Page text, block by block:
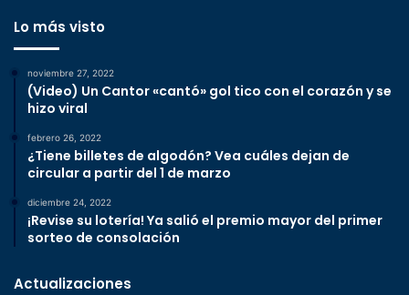
Lo más visto
noviembre 27, 2022
(Video) Un Cantor «cantó» gol tico con el corazón y se
hizo viral
febrero 26, 2022
¿Tiene billetes de algodón? Vea cuáles dejan de
circular a partir del 1 de marzo
diciembre 24, 2022
¡Revise su lotería! Ya salió el premio mayor del primer
sorteo de consolación
Actualizaciones